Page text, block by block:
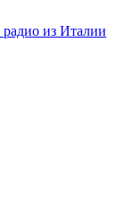
радио из Италии